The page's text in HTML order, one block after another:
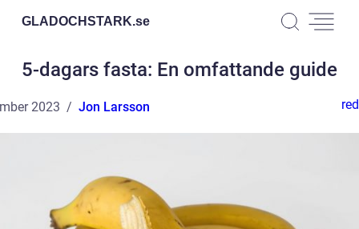
GLADOCHSTARK.se
5-dagars fasta: En omfattande guide
2023 Jon Larsson